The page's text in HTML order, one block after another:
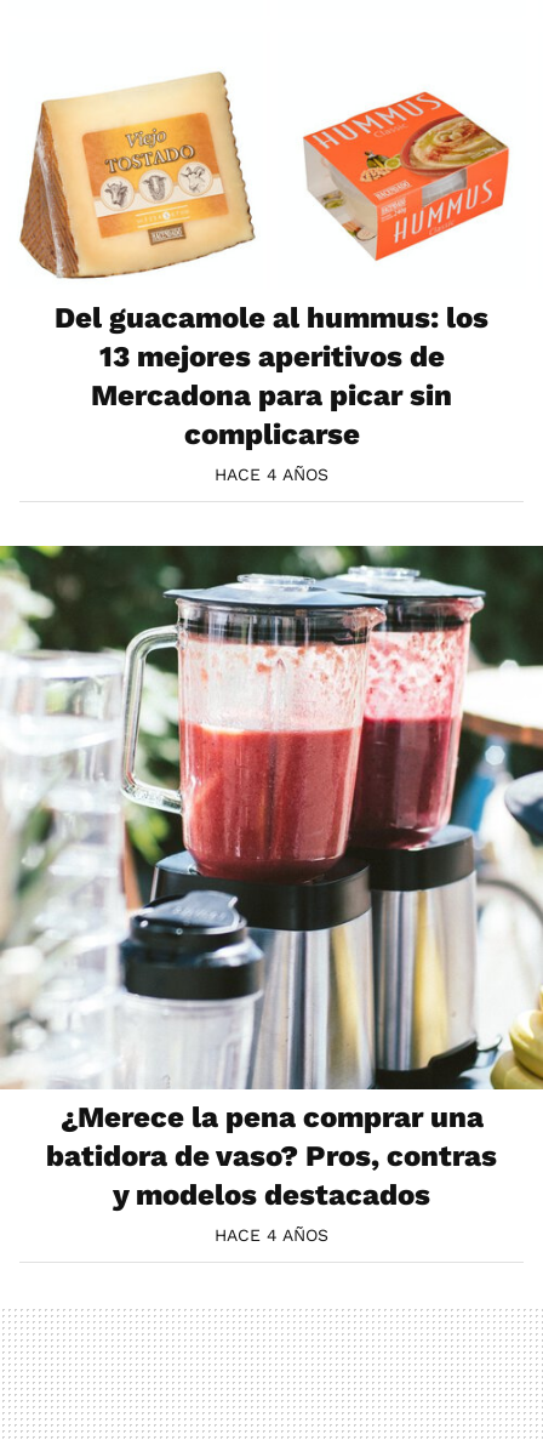
Del guacamole al hummus: los
13 mejores aperitivos de
Mercadona para picar sin
complicarse
HACE 4 AÑOS
¿Merece la pena comprar una
batidora de vaso? Pros, contras
y modelos destacados
HACE 4 AÑOS